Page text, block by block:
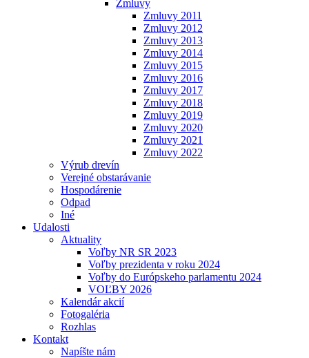
Zmluvy
Zmluvy 2011
Zmluvy 2012
Zmluvy 2013
Zmluvy 2014
Zmluvy 2015
Zmluvy 2016
Zmluvy 2017
Zmluvy 2018
Zmluvy 2019
Zmluvy 2020
Zmluvy 2021
Zmluvy 2022
Výrub drevín
Verejné obstarávanie
Hospodárenie
Odpad
Iné
Udalosti
Aktuality
Voľby NR SR 2023
Voľby prezidenta v roku 2024
Voľby do Európskeho parlamentu 2024
VOĽBY 2026
Kalendár akcií
Fotogaléria
Rozhlas
Kontakt
Napíšte nám